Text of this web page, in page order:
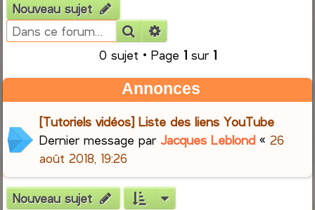
Nouveau sujet
Rechercher
0 sujet • Page 1sur 1
Annonces
[Tutoriels vidéos] Liste des liens YouTube
Dernier message parJacques Leblond «26
août 2018, 19:26
Nouveau sujet